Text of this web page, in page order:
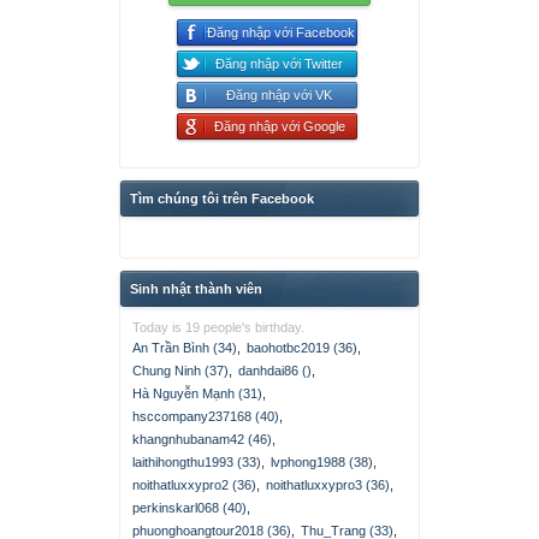
Đăng nhập với Facebook
Đăng nhập với Twitter
Đăng nhập với VK
Đăng nhập với Google
Tìm chúng tôi trên Facebook
Sinh nhật thành viên
Today is 19 people's birthday.
An Trần Bình (34)
baohotbc2019 (36)
Chung Ninh (37)
danhdai86 ()
Hà Nguyễn Mạnh (31)
hsccompany237168 (40)
khangnhubanam42 (46)
laithihongthu1993 (33)
lvphong1988 (38)
noithatluxxypro2 (36)
noithatluxxypro3 (36)
perkinskarl068 (40)
phuonghoangtour2018 (36)
Thu_Trang (33)